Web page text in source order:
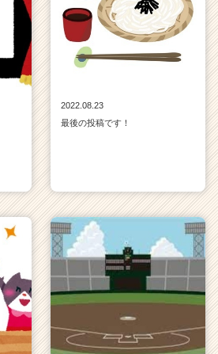
2022.08.23
最後の投稿です！